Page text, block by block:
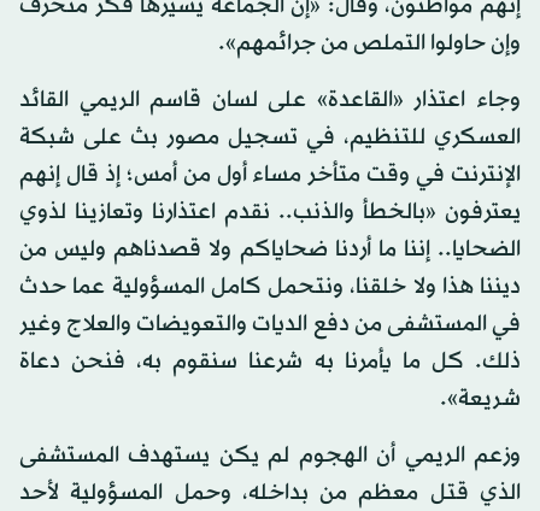
إنهم مواطنون، وقال: «إن الجماعة يسيرها فكر منحرف
وإن حاولوا التملص من جرائمهم».
وجاء اعتذار «القاعدة» على لسان قاسم الريمي القائد
العسكري للتنظيم، في تسجيل مصور بث على شبكة
الإنترنت في وقت متأخر مساء أول من أمس؛ إذ قال إنهم
يعترفون «بالخطأ والذنب.. نقدم اعتذارنا وتعازينا لذوي
الضحايا.. إننا ما أردنا ضحاياكم ولا قصدناهم وليس من
ديننا هذا ولا خلقنا، ونتحمل كامل المسؤولية عما حدث
في المستشفى من دفع الديات والتعويضات والعلاج وغير
ذلك. كل ما يأمرنا به شرعنا سنقوم به، فنحن دعاة
شريعة».
وزعم الريمي أن الهجوم لم يكن يستهدف المستشفى
الذي قتل معظم من بداخله، وحمل المسؤولية لأحد